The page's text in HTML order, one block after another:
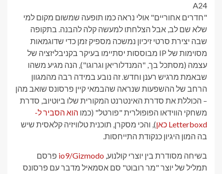
A24
"חדרים אחוריים" אולי נראה כמו תופעה שמשום מקום למי
שלא שם לב, אבל הצלחתו למעשה קלה להבנה. בתקופה
שבה יצירת סרטי זיכיון נמשכה מספיק זמן כדי שדוגמאות
מסוימות של IP מבוססות יסתיימו בעיקר בקניבליזציה של
עצמה (מסתכל בך, "המנדלוריאן וגרוגו"), הנה מגיע משהו
שבאמת מרגיש רענן וחדש. זה נובע במידה רבה מהמגוון
הרחב של ההשפעות שנראה שהבמאי קיין פרסונס שואב מהן
– הכוללת את סדרת האינטרנט המקורית שלו ביוטיוב, סדרת
משחקי הווידאו הפופולרית "פורטל" (כמו הוא הסביר ל-
Letterboxd כאן
), והכי מסקרן, תוכנית טלוויזיה קלאסית שיש
בה המון היגיון כנקודת התייחסות.
בשיחה מסודרת בין יוצרי קולנוע, io9/Gizmodo פרסם
תמליל של יוצר "מר רובוט" סם אסמאיל מדבר עם פרסונס